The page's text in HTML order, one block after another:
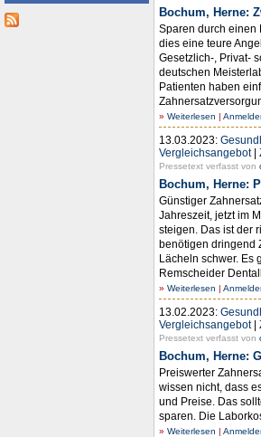
Bochum, Herne:
Sparen durch einen
dies eine teure
Gesetzlich-, Privat-
deutschen
Patienten haben
» Weiterlesen |
13.03.2023:
Vergleichsangebot|
Pressetext verfasst von
Bochum, Herne:
Günstiger
Jahreszeit, jetzt im
steigen. Das ist der
benötigen dringend
Lächeln schwer. Es
Remscheider
» Weiterlesen |
13.02.2023:
Vergleichsangebot|
Pressetext verfasst von
Bochum, Herne:
Preiswerter
wissen nicht, dass
und Preise. Das
sparen. Die
» Weiterlesen |